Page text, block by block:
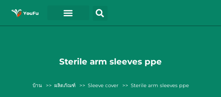
Sterile arm sleeves ppe
บ้าน ผลิตภัณฑ์ Sleeve cover Sterile arm sleeves ppe